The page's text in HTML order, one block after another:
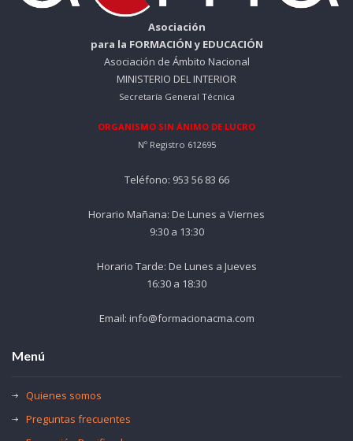
Asociación
para la FORMACIÓN y EDUCACIÓN
Asociación de Ámbito Nacional
MINISTERIO DEL INTERIOR
Secretaría General Técnica
ORGANISMO SIN ÁNIMO DE LUCRO
Nº Registro 612695
Teléfono: 953 56 83 66
Horario Mañana: De Lunes a Viernes
9:30 a 13:30
Horario Tarde: De Lunes a Jueves
16:30 a 18:30
Email: info@formacionacma.com
Menú
Quienes somos
Preguntas frecuentes